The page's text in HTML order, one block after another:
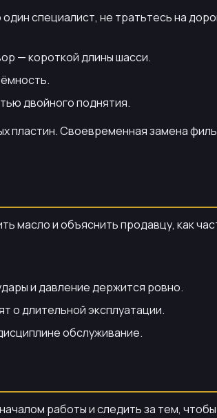
специалист, не тратьтесь на
— короткой длины шасси.
двойного поднятия.
пластин. Своевременная замена
масло и объяснить продавцу, как
и давление держится ровно.
о длительной эксплуатации.
обслуживание.
работы и следить за тем,